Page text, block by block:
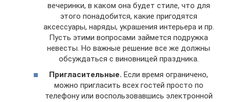
вечеринки, в каком она будет стиле, что для
этого понадобится, какие пригодятся
аксессуары, наряды, украшения интерьера и пр.
Пусть этими вопросами займется подружка
невесты. Но важные решение все же должны
обсуждаться с виновницей праздника.
Пригласительные. Если время ограничено,
можно пригласить всех гостей просто по
телефону или воспользовавшись электронной